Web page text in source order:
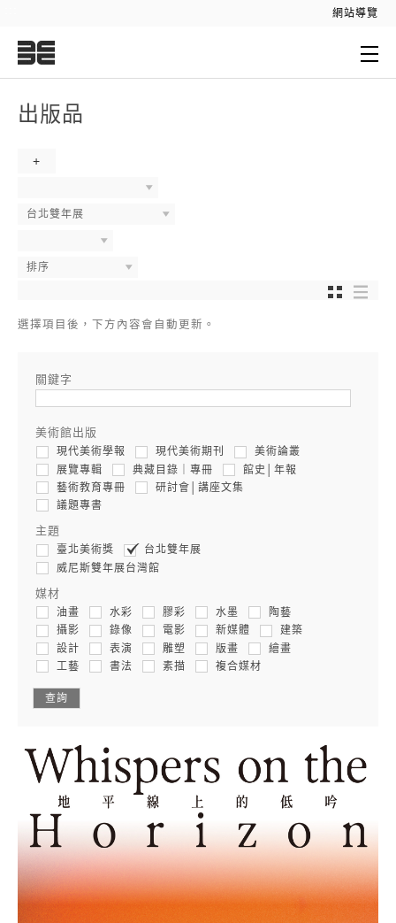
網站導覽
出版品
+
台北雙年展
排序
選擇項目後，下方內容會自動更新。
關鍵字
查詢
美術館出版
現代美術學報 現代美術期刊
美術論叢
展覽專輯
典藏目錄｜專冊
館史│年報
藝術教育專冊
研討會│講座文集
議題專書
主題
臺北美術獎
台北雙年展
威尼斯雙年展台灣館
媒材
油畫 水彩 膠彩 水墨
陶藝
攝影
錄像 電影 新媒體
建築
設計
表演 雕塑 版畫
繪畫
工藝
書法 素描 複合媒材